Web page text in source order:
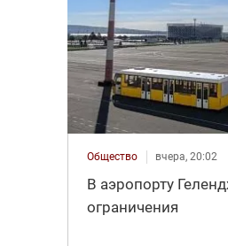
Общество вчера, 20:02
В аэропорту
ограничения